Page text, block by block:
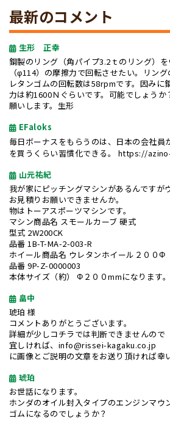
最新のコメント
生形 正幸
鋼製のリング（角パイプ3.2ｔのリング）
（φ114）の摩擦力で回転させたい。リン
レタンゴムの回転数は58rpmです。因みに
力は約1600Ｎぐらいです。可能でしょう
願いします。生形
EFaloks
毎日ボーナスをもらうのは、日本の会社員
を買うくらい習慣化できる。 https://
山元祐紀
我が家にピッチングマシンがあるんですが
お見積りお願いできませんか。
物はトーアスポーツマシンです。
マシン商品名 スモールカーブ 硬式
型式 2W200CK
品番 1B-T-MA-2-003-R
ホイール商品名 ウレタンホイール２００Φ
品番 9P-Z-0000003
本体サイズ（約） Φ２００mmになります。
畠中
琥珀 様
コメントありがとうございます。
詳細が少しコチラでは判断できませんので
宜しければ、info@rissei-kagaku.co.jp
に画像とご説明の文章をお送り頂ければ幸
琥珀
お世話になります。
ホンダのオイル封入タイプのエンジンマウ
ゴムになるのでしょうか？